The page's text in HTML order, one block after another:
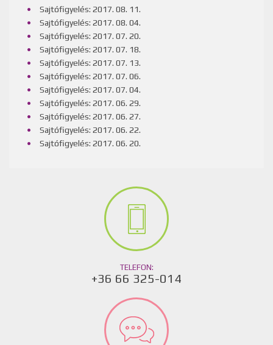
Sajtófigyelés: 2017. 08. 11.
Sajtófigyelés: 2017. 08. 04.
Sajtófigyelés: 2017. 07. 20.
Sajtófigyelés: 2017. 07. 18.
Sajtófigyelés: 2017. 07. 13.
Sajtófigyelés: 2017. 07. 06.
Sajtófigyelés: 2017. 07. 04.
Sajtófigyelés: 2017. 06. 29.
Sajtófigyelés: 2017. 06. 27.
Sajtófigyelés: 2017. 06. 22.
Sajtófigyelés: 2017. 06. 20.
TELEFON:
+36 66 325-014